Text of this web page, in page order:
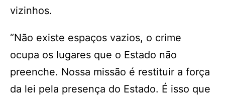
vizinhos.
“Não existe espaços vazios, o crime
ocupa os lugares que o Estado não
preenche. Nossa missão é restituir a força
da lei pela presença do Estado. É isso que